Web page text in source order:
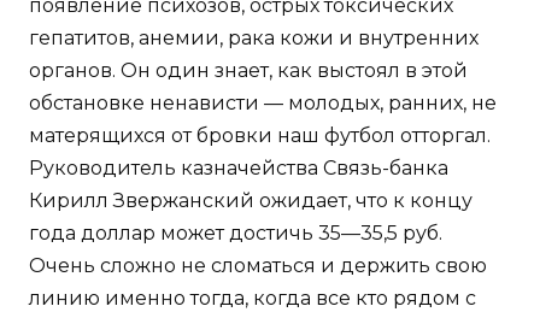
появление психозов, острых токсических
гепатитов, анемии, рака кожи и внутренних
органов. Он один знает, как выстоял в этой
обстановке ненависти — молодых, ранних, не
матерящихся от бровки наш футбол отторгал.
Руководитель казначейства Связь-банка
Кирилл Звержанский ожидает, что к концу
года доллар может достичь 35—35,5 руб.
Очень сложно не сломаться и держить свою
линию именно тогда, когда все кто рядом с